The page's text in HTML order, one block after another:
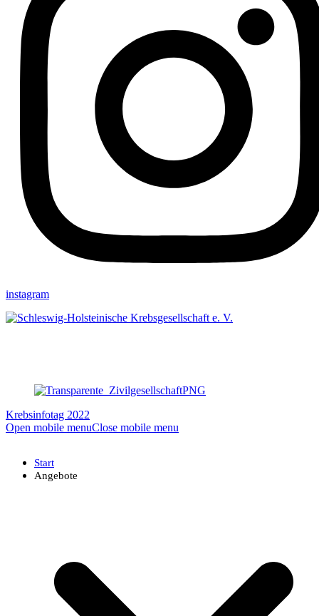
instagram
Krebsinfotag 2022
Open mobile menuClose mobile menu
Start
Angebote